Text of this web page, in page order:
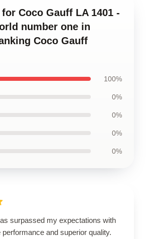
Coco Gauff LA 1401 -
number one in
Coco Gauff
100%
0%
0%
0%
0%
surpassed my expectations with
performance and superior quality.